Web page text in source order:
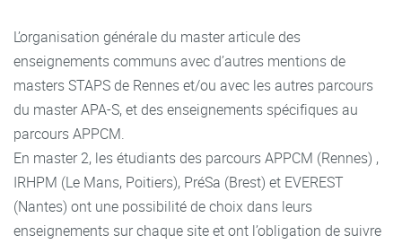
L’organisation générale du master articule des
enseignements communs avec d’autres mentions de
masters STAPS de Rennes et/ou avec les autres parcours
du master APA-S, et des enseignements spécifiques au
parcours APPCM.
En master 2, les étudiants des parcours APPCM (Rennes) ,
IRHPM (Le Mans, Poitiers), PréSa (Brest) et EVEREST
(Nantes) ont une possibilité de choix dans leurs
enseignements sur chaque site et ont l’obligation de suivre